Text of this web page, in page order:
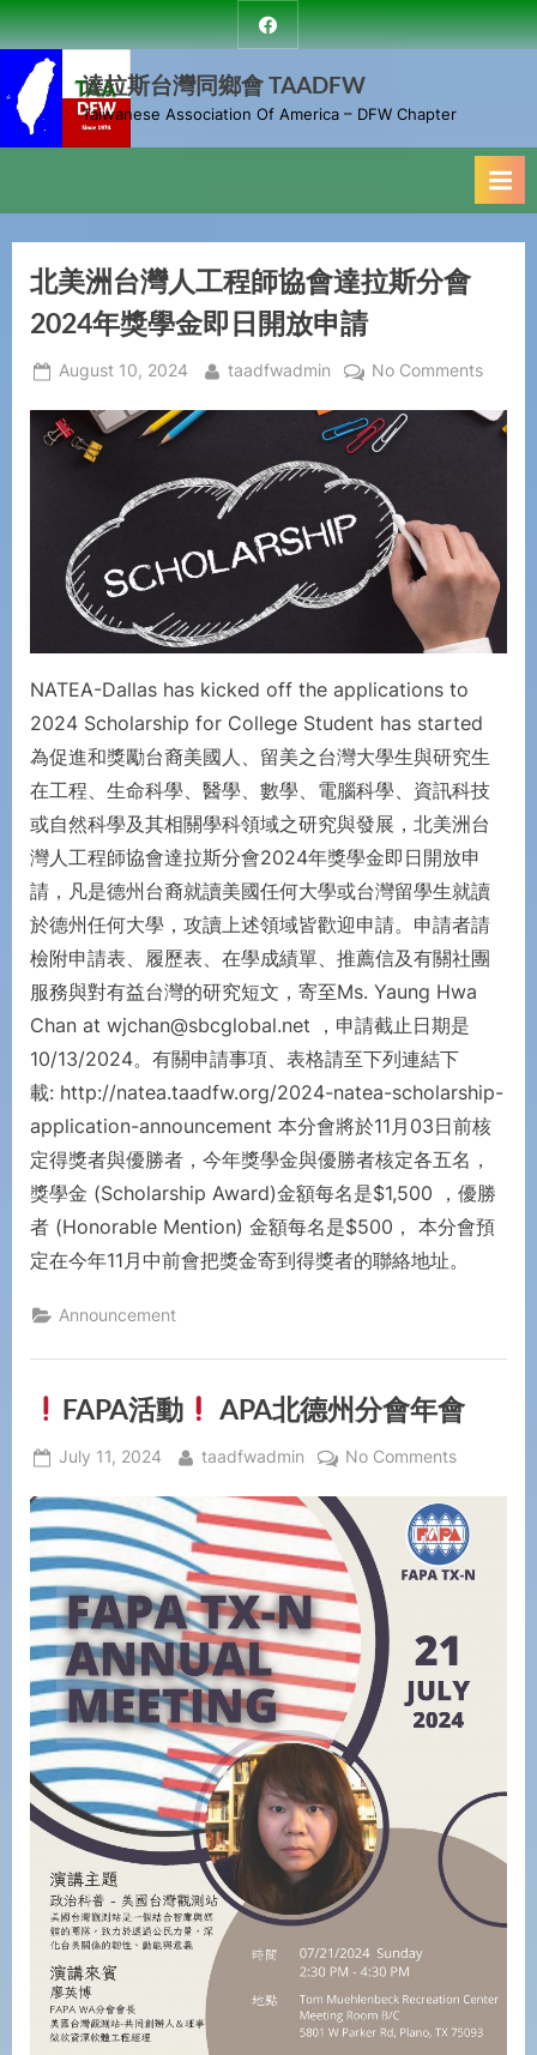
達拉斯台灣同鄉會 TAADFW
Taiwanese Association Of America – DFW Chapter
北美洲台灣人工程師協會達拉斯分會
2024年獎學金即日開放申請
August 10, 2024 taadfwadmin No Comments
NATEA-Dallas has kicked off the applications to
2024 Scholarship for College Student has started
為促進和獎勵台裔美國人、留美之台灣大學生與研究生
在工程、生命科學、醫學、數學、電腦科學、資訊科技
或自然科學及其相關學科領域之研究與發展，北美洲台
灣人工程師協會達拉斯分會2024年獎學金即日開放申
請，凡是德州台裔就讀美國任何大學或台灣留學生就讀
於德州任何大學，攻讀上述領域皆歡迎申請。申請者請
檢附申請表、履歷表、在學成績單、推薦信及有關社團
服務與對有益台灣的研究短文，寄至Ms. Yaung Hwa
Chan at wjchan@sbcglobal.net ，申請截止日期是
10/13/2024。有關申請事項、表格請至下列連結下
載: http://natea.taadfw.org/2024-natea-scholarship-
application-announcement 本分會將於11月03日前核
定得獎者與優勝者，今年獎學金與優勝者核定各五名，
獎學金 (Scholarship Award)金額每名是$1,500 ，優勝
者 (Honorable Mention) 金額每名是$500， 本分會預
定在今年11月中前會把獎金寄到得獎者的聯絡地址。
Announcement
FAPA活動 APA北德州分會年會
July 11, 2024 taadfwadmin No Comments